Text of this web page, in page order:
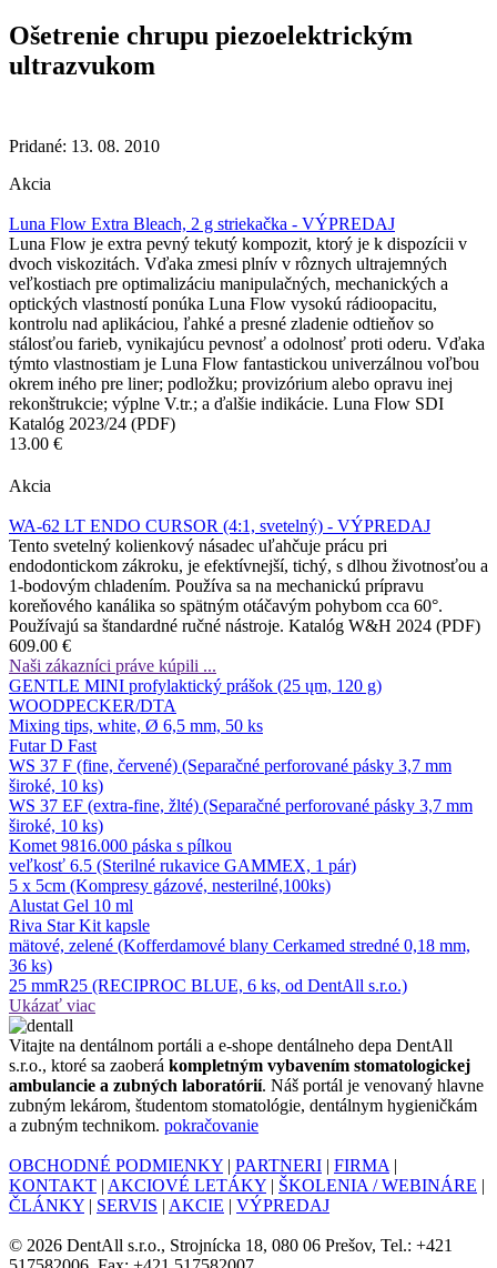
Ošetrenie chrupu piezoelektrickým
ultrazvukom
Pridané: 13. 08. 2010
Akcia
Luna Flow Extra Bleach, 2 g striekačka - VÝPREDAJ
Luna Flow je extra pevný tekutý kompozit, ktorý je k dispozícii v
dvoch viskozitách. Vďaka zmesi plnív v rôznych ultrajemných
veľkostiach pre optimalizáciu manipulačných, mechanických a
optických vlastností ponúka Luna Flow vysokú rádioopacitu,
kontrolu nad aplikáciou, ľahké a presné zladenie odtieňov so
stálosťou farieb, vynikajúcu pevnosť a odolnosť proti oderu. Vďaka
týmto vlastnostiam je Luna Flow fantastickou univerzálnou voľbou
okrem iného pre liner; podložku; provizórium alebo opravu inej
rekonštrukcie; výplne V.tr.; a ďalšie indikácie. Luna Flow SDI
Katalóg 2023/24 (PDF)
13.00 €
Akcia
WA-62 LT ENDO CURSOR (4:1, svetelný) - VÝPREDAJ
Tento svetelný kolienkový násadec uľahčuje prácu pri
endodontickom zákroku, je efektívnejší, tichý, s dlhou životnosťou a
1-bodovým chladením. Používa sa na mechanickú prípravu
koreňového kanálika so spätným otáčavým pohybom cca 60°.
Používajú sa štandardné ručné nástroje. Katalóg W&H 2024 (PDF)
609.00 €
Naši zákazníci práve kúpili ...
GENTLE MINI profylaktický prášok (25 ųm, 120 g)
WOODPECKER/DTA
Mixing tips, white, Ø 6,5 mm, 50 ks
Futar D Fast
WS 37 F (fine, červené) (Separačné perforované pásky 3,7 mm
široké, 10 ks)
WS 37 EF (extra-fine, žlté) (Separačné perforované pásky 3,7 mm
široké, 10 ks)
Komet 9816.000 páska s pílkou
veľkosť 6.5 (Sterilné rukavice GAMMEX, 1 pár)
5 x 5cm (Kompresy gázové, nesterilné,100ks)
Alustat Gel 10 ml
Riva Star Kit kapsle
mätové, zelené (Kofferdamové blany Cerkamed stredné 0,18 mm,
36 ks)
25 mmR25 (RECIPROC BLUE, 6 ks, od DentAll s.r.o.)
Ukázať viac
Vitajte na dentálnom portáli a e-shope dentálneho depa DentAll
s.r.o., ktoré sa zaoberá kompletným vybavením stomatologickej
ambulancie a zubných laboratórií. Náš portál je venovaný hlavne
zubným lekárom, študentom stomatológie, dentálnym hygieničkám
a zubným technikom. pokračovanie
OBCHODNÉ PODMIENKY PARTNERI FIRMA|
KONTAKT AKCIOVÉ LETÁKY ŠKOLENIA / WEBINÁRE
ČLÁNKY
SERVIS AKCIE VÝPREDAJ
© 2026 DentAll s.r.o., Strojnícka 18, 080 06 Prešov, Tel.: +421